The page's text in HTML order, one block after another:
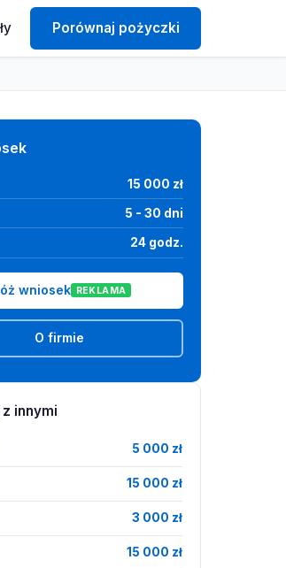
Porównaj pożyczki
15 000 zł
5 - 30 dni
24 godz.
wniosek REKLAMA
O firmie
innymi
5 000 zł
15 000 zł
3 000 zł
15 000 zł